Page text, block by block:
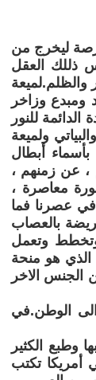
ليخرج من
ذللك العقل
والظلم.لميعة
ومبدع وزاخر
للنور
ولميعة
أبطال
، عن زمنهم ،
معاصرة ،
في عصرنا فما
بالعصاب
وتعمل
الذي هو منحة
الجنس الاخر
الى الوطن.في
وطبع الكثير
أمريكا تكتب